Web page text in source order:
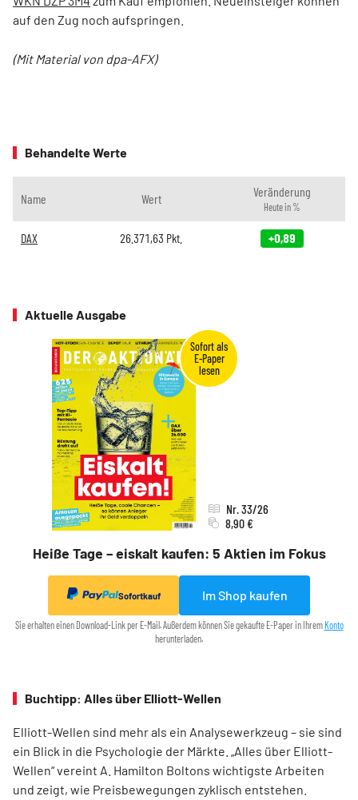
auf den Zug noch aufspringen.
(Mit Material von dpa-AFX)
Behandelte Werte
Name Wert Veränderung
Heute in %
DAX 26.371,63 Pkt. +0,89
Aktuelle Ausgabe
Heiße Tage – eiskalt kaufen: 5 Aktien im Fokus
Nr. 33/26
8,90 €
Sofortkauf Im Shop kaufen
Sie erhalten einen Download-Link per E-Mail. Außerdem können Sie gekaufte E-Paper in Ihrem Konto
herunterladen.
Buchtipp: Alles über Elliott-Wellen
Elliott-Wellen sind mehr als ein Analysewerkzeug – sie sind
ein Blick in die Psychologie der Märkte. „Alles über Elliott-
Wellen“ vereint A. Hamilton Boltons wichtigste Arbeiten
und zeigt, wie Preisbewegungen zyklisch entstehen.